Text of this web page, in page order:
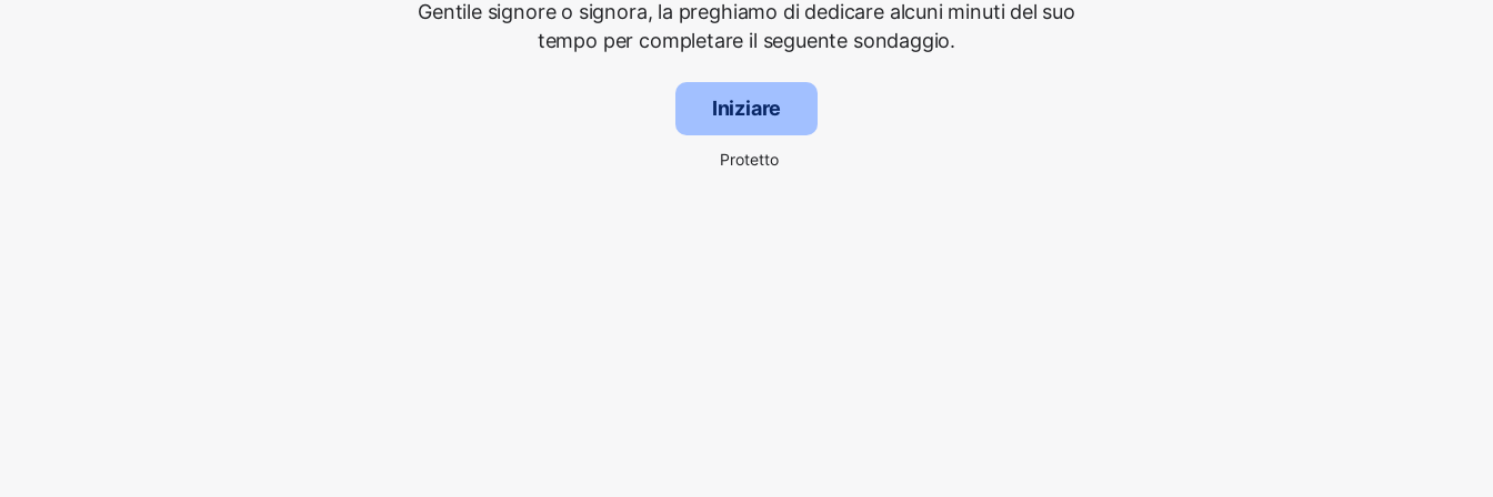
Gentile signore o signora, la preghiamo di dedicare alcuni minuti del suo
tempo per completare il seguente sondaggio.
Iniziare
Protetto